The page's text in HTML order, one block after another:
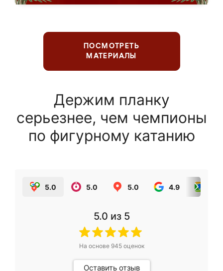
ПОСМОТРЕТЬ
МАТЕРИАЛЫ
Держим планку
серьезнее, чем чемпионы
по фигурному катанию
5.0 5.0 5.0 4.9
5.0 из 5
На основе 945оценок
Оставить отзыв